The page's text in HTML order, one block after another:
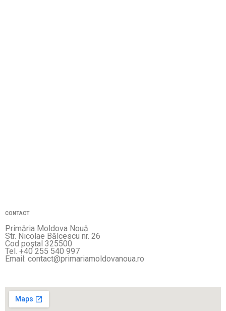
CONTACT
Primăria Moldova Nouă
Str. Nicolae Bălcescu nr. 26
Cod poştal 325500
Tel. +40 255 540 997
Email: contact@primariamoldovanoua.ro